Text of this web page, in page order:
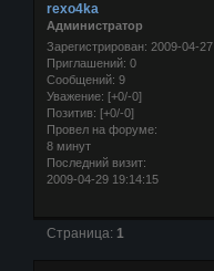
rexo4ka
Администратор
Зарегистрирован: 2009-04-27
Приглашений: 0
Сообщений: 9
Уважение: [+0/-0]
Позитив: [+0/-0]
Провел на форуме:
8 минут
Последний визит:
2009-04-29 19:14:15
Страница: 1